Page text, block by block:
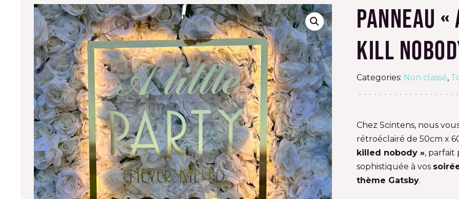
Panneau
kill
Categories: Non classé,
Chez Scintens, nous
rétroéclairé de 50cm x
killed nobody »,
sophistiquée à vos
thème Gatsby.